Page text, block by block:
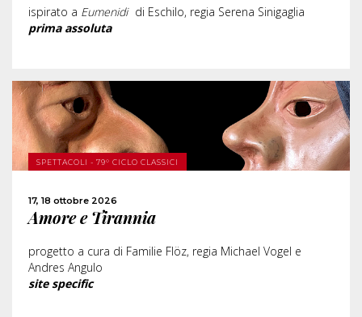
ispirato a Eumenidi di Eschilo, regia Serena Sinigaglia
prima assoluta
SPETTACOLI - 79° CICLO CLASSICI
17, 18 ottobre 2026
Amore e Tirannia
progetto a cura di Familie Flöz, regia Michael Vogel e
Andres Angulo
site specific
SCOPRI DI PIÙ